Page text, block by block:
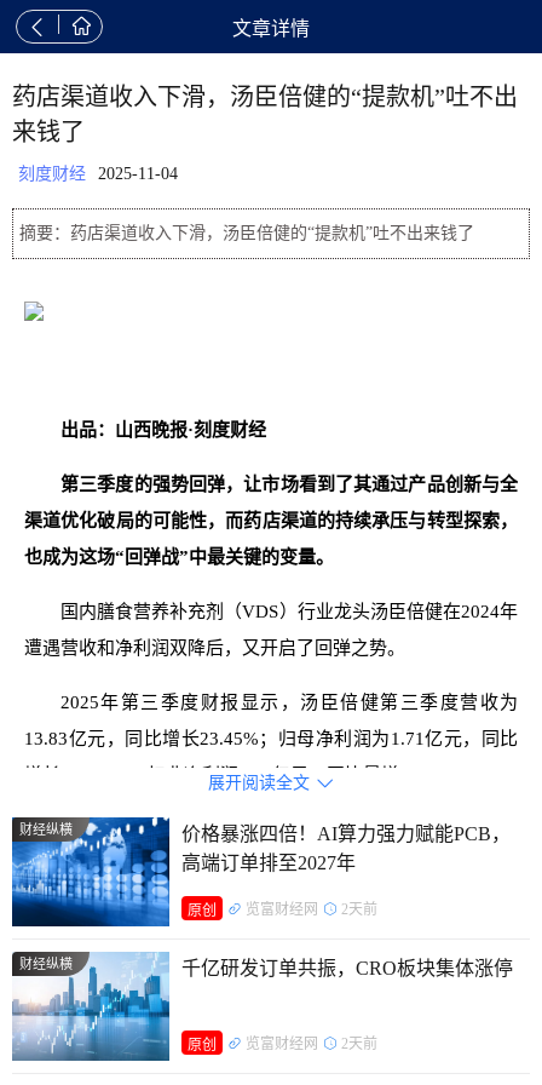
  文章详情
药店渠道收入下滑，汤臣倍健的“提款机”吐不出
来钱了
刻度财经 2025-11-04
摘要：药店渠道收入下滑，汤臣倍健的“提款机”吐不出来钱了
出品：山西晚报·刻度财经
第三季度的强势回弹，让市场看到了其通过产品创新与全
渠道优化破局的可能性，而药店渠道的持续承压与转型探索，
也成为这场“回弹战”中最关键的变量。
国内膳食营养补充剂（VDS）行业龙头汤臣倍健在2024年
遭遇营收和净利润双降后，又开启了回弹之势。
2025年第三季度财报显示，汤臣倍健第三季度营收为
13.83亿元，同比增长23.45%；归母净利润为1.71亿元，同比
增长861.91%，扣非净利润1.33亿元，同比暴增652.64%。
前三季度营收为49.15亿元，同比下降14.27%；归母净利
润为9.07亿元，同比增长4.45%，扣非净利润8.27亿元，同比
增长2.44%。
图源：汤臣倍健2025年第三季度报告
展开阅读全文 
财经纵横
价格暴涨四倍！AI算力强力赋能PCB，
高端订单排至2027年
原创 览富财经网 2天前
财经纵横 千亿研发订单共振，CRO板块集体涨停
原创 览富财经网 2天前